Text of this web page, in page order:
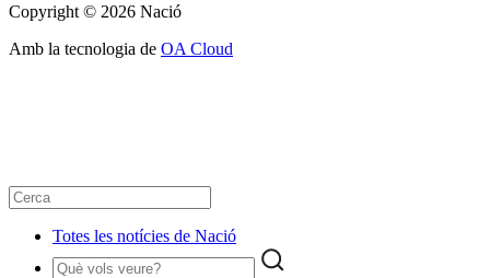
Copyright © 2026 Nació
Amb la tecnologia de OA Cloud
Totes les notícies de Nació